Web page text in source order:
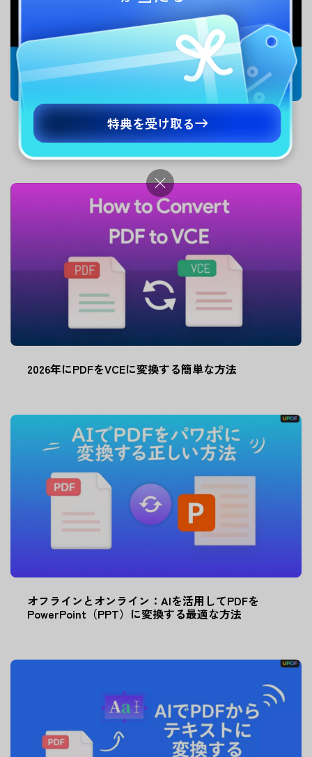
PDFをURLに変換する方法｜無料でリンク化して共
有する手順
2026年にPDFをVCEに変換する簡単な方法
オフラインとオンライン：AIを活用してPDFを
PowerPoint（PPT）に変換する最適な方法
特典を受け取る